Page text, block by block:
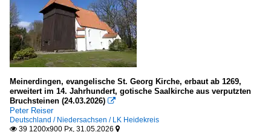
Meinerdingen, evangelische St. Georg Kirche, erbaut ab 1269,
erweitert im 14. Jahrhundert, gotische Saalkirche aus verputzten
Bruchsteinen (24.03.2026) 
Peter Reiser
Deutschland / Niedersachsen / LK Heidekreis
 39 1200x900 Px, 31.05.2026 